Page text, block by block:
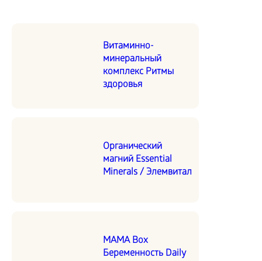
Витаминно-
минеральный
комплекс Ритмы
здоровья
Органический
магний Essential
Minerals / Элемвитал
MAMA Box
Беременность Daily